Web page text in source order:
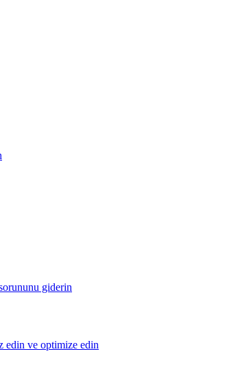
giderin
edin ve optimize edin